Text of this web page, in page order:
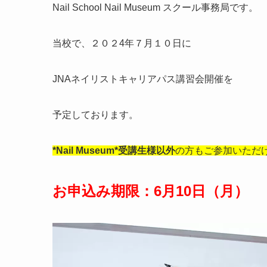
Nail School Nail Museum スクール事務局です。
当校で、２０２4年７月１０日に
JNAネイリストキャリアパス講習会開催を
予定しております。
*Nail Museum*受講生様以外の方もご参加いただ
お申込み期限：6月10日（月）